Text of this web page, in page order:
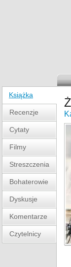
Książka
Recenzje
Cytaty
Filmy
Streszczenia
Bohaterowie
Dyskusje
Komentarze
Czytelnicy